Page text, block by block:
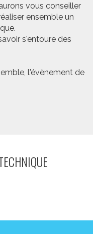
vous conseiller
ensemble un
s'entoure des
l'évènement de